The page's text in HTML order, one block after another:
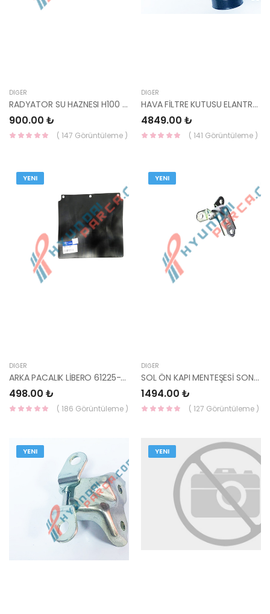
DIĞER
RADYATOR SU HAZNESI H100 KAMYONET 2005- 25431-4F100-YS
900.00 ₺
( 147 Görüntüleme )
DIĞER
HAVA FİLTRE KUTUSU ELANTRA 16- DİZEL 28110-F2900-MOBIS
4849.00 ₺
( 141 Görüntüleme )
YENI
DIĞER
ARKA PACALIK LİBERO 61225-47000-HMC
498.00 ₺
( 186 Görüntüleme )
YENI
DIĞER
SOL ÖN KAPI MENTEŞESİ SONATA 05- 79310-3K000-HMC
1494.00 ₺
( 127 Görüntüleme )
YENI YENI